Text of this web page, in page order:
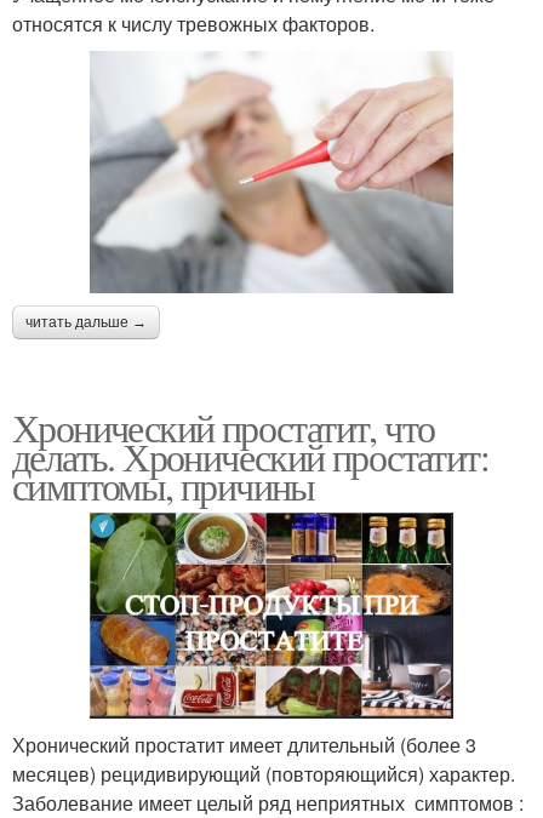
относятся к числу тревожных факторов.
читать дальше →
Хронический простатит, что
делать. Хронический простатит:
симптомы, причины
Хронический простатит имеет длительный (более 3
месяцев) рецидивирующий (повторяющийся) характер.
Заболевание имеет целый ряд неприятных симптомов :